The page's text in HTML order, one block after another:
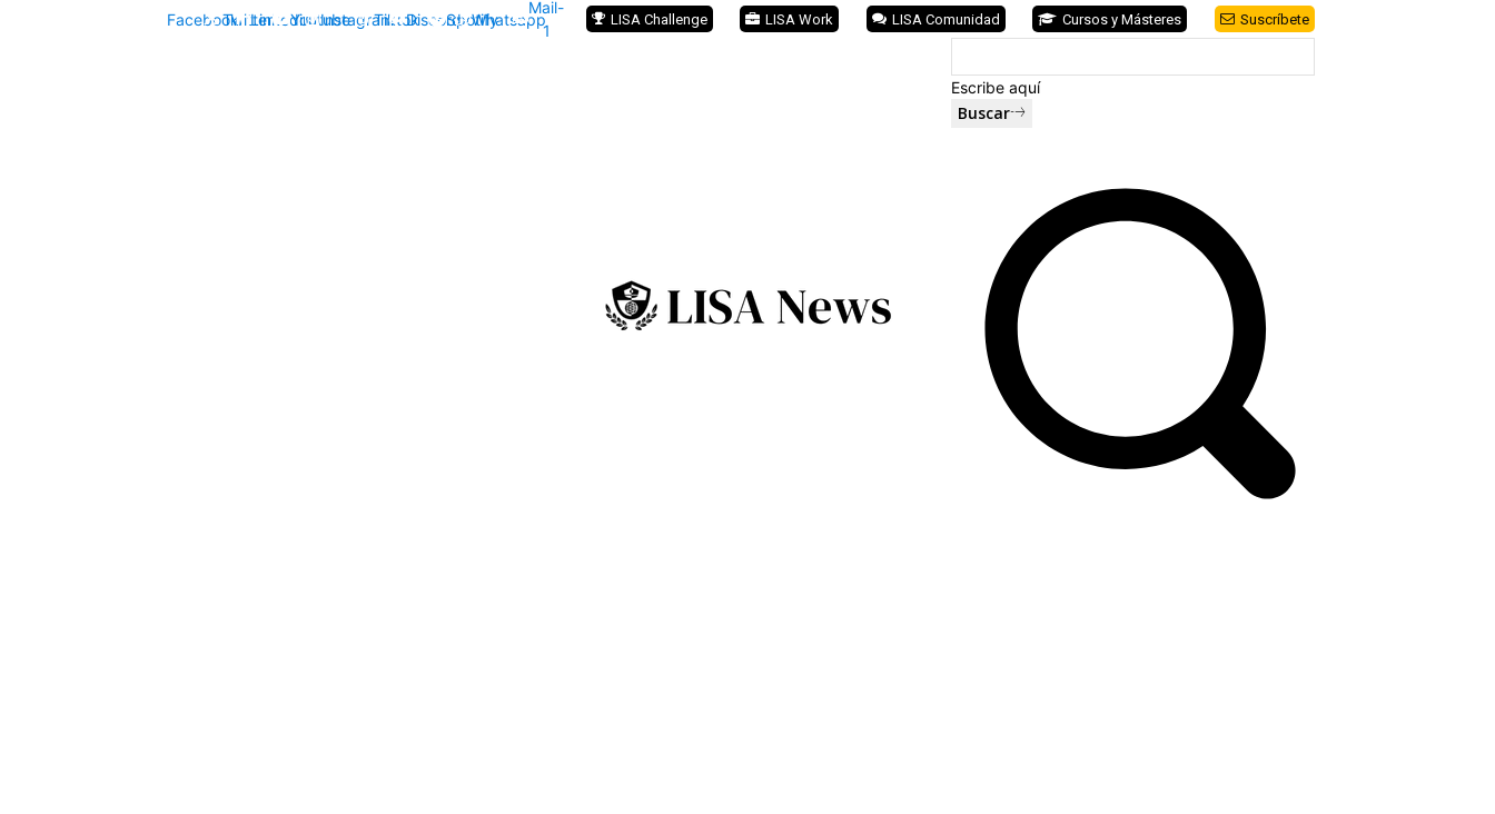
Suscríbete
Cursos y Másteres
LISA Comunidad
LISA Work
LISA Challenge
FacebookTwitterLinkedinYoutubeInstagramTiktokDiscordSpotifyWhatsapp
Mail-
1
Escribe aquí
Buscar